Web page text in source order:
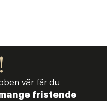
vår får du
fristende